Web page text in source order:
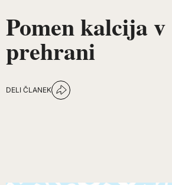
Pomen kalcija v
prehrani
DELI ČLANEK